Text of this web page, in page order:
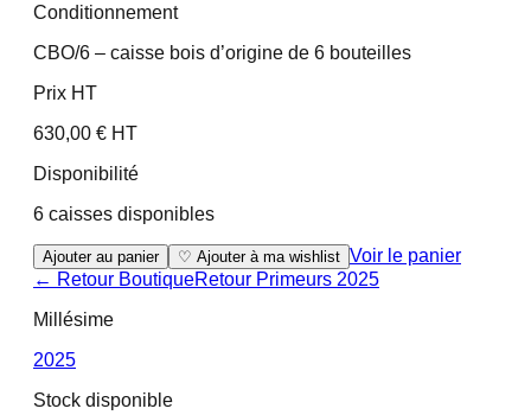
Conditionnement
CBO/6 – caisse bois d’origine de 6 bouteilles
Prix HT
630,00 € HT
Disponibilité
6 caisses disponibles
Ajouter au panier ♡ Ajouter à ma wishlist Voir le panier
← Retour BoutiqueRetour Primeurs 2025
Millésime
2025
Stock disponible